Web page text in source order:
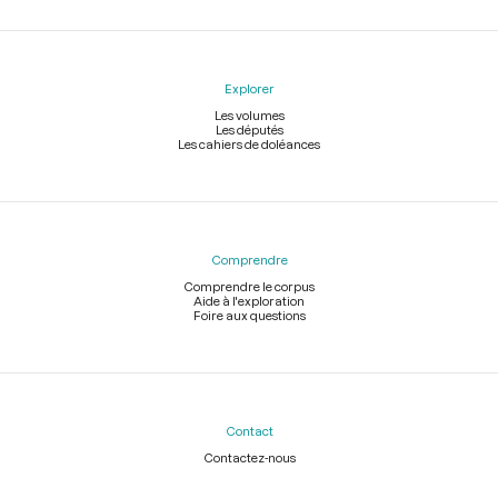
Explorer
Les volumes
Les députés
Les cahiers de doléances
Comprendre
Comprendre le corpus
Aide à l'exploration
Foire aux questions
Contact
Contactez-nous